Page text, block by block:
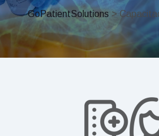
GoPatientSolutions >